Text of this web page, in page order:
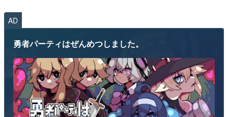
AD
勇者パーティはぜんめつしました。